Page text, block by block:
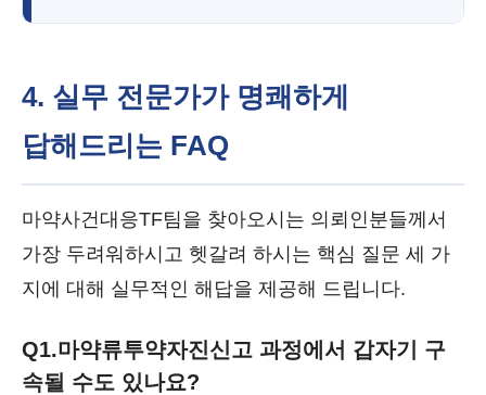
4. 실무 전문가가 명쾌하게
답해드리는 FAQ
마약사건대응TF팀을 찾아오시는 의뢰인분들께서
가장 두려워하시고 헷갈려 하시는 핵심 질문 세 가
지에 대해 실무적인 해답을 제공해 드립니다.
Q1.마약류투약자진신고 과정에서 갑자기 구
속될 수도 있나요?